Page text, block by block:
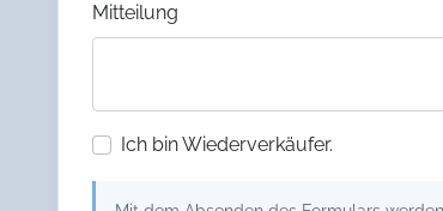
Mitteilung
Ich bin Wiederverkäufer.